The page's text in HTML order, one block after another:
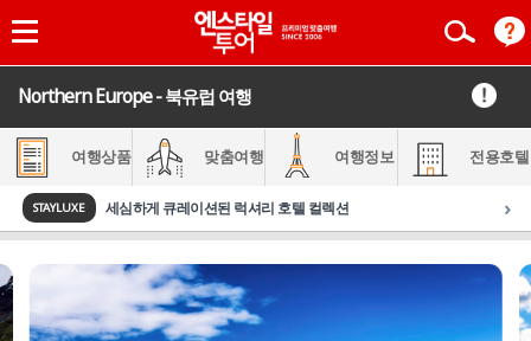
Northern Europe - 북유럽 여행
여행상품 맞춤여행 여행정보 전용호텔
STAYLUXE 세심하게 큐레이션된 럭셔리 호텔 컬렉션 ›